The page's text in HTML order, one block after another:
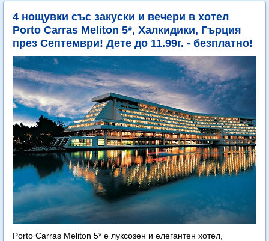
4 нощувки със закуски и вечери в хотел
Porto Carras Meliton 5*, Халкидики, Гърция
през Септември! Дете до 11.99г. - безплатно!
Porto Carras Meliton 5* е луксозен и елегантен хотел,